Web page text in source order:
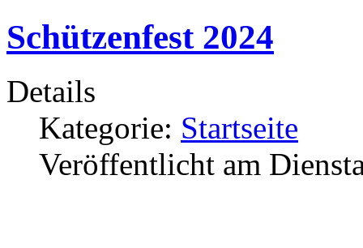
Schützenfest 2024
Details
Kategorie: Startseite
Veröffentlicht am